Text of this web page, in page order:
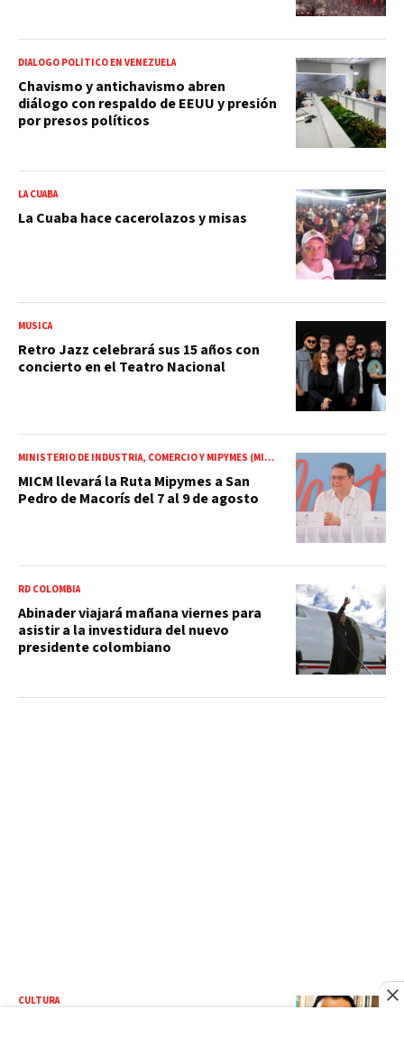
DIÁLOGO POLÍTICO EN VENEZUELA
Chavismo y antichavismo abren
diálogo con respaldo de EEUU y presión
por presos políticos
LA CUABA
La Cuaba hace cacerolazos y misas
MÚSICA
Retro Jazz celebrará sus 15 años con
concierto en el Teatro Nacional
MINISTERIO DE INDUSTRIA, COMERCIO Y MIPYMES (MICM)
MICM llevará la Ruta Mipymes a San
Pedro de Macorís del 7 al 9 de agosto
RD COLOMBIA
Abinader viajará mañana viernes para
asistir a la investidura del nuevo
presidente colombiano
CULTURA